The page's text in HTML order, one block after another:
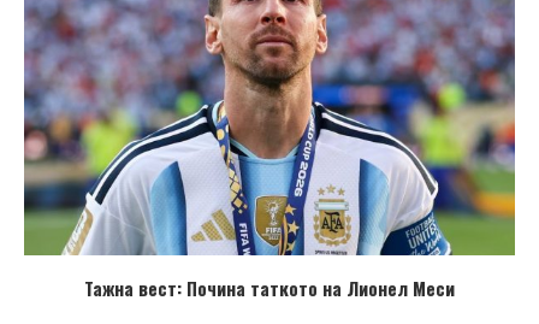
Тажна вест: Почина таткото на Лионел Меси